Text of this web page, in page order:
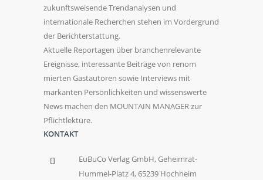
zukunftsweisende Trendanalysen und
internationale Recherchen stehen im Vordergrund
der Berichterstattung.
Aktuelle Reportagen über branchenrelevante
Ereignisse, interessante Beiträge von renom
mierten Gastautoren sowie Interviews mit
markanten Persönlichkeiten und wissenswerte
News machen den MOUNTAIN MANAGER zur
Pflichtlektüre.
KONTAKT
EuBuCo Verlag GmbH, Geheimrat-
Hummel-Platz 4, 65239 Hochheim